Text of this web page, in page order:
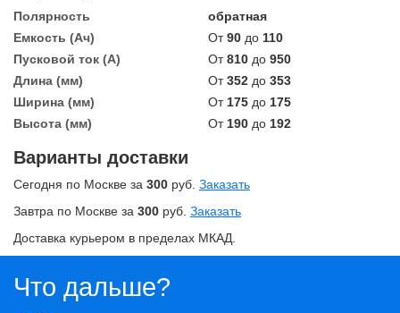
Полярность
обратная
Емкость (Ач)
От90 до 110
Пусковой ток (А)
От810 до 950
Длина (мм)
От352 до 353
Ширина (мм)
От 175 до 175
Высота (мм)
От 190 до 192
Варианты доставки
Сегодня по Москве за 300 руб. Заказать
Завтра по Москве за 300 руб. Заказать
Доставка курьером в пределах МКАД.
Что дальше?